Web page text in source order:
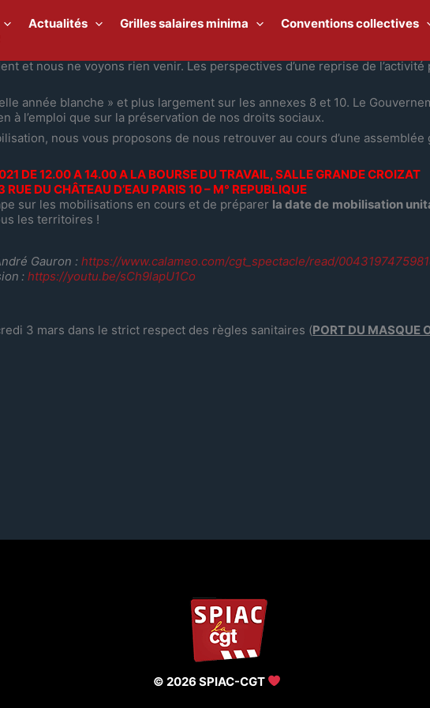
Actualités Grilles salaires minima Conventions collectives
et nous ne voyons rien venir. Les perspectives d’une reprise de
année blanche » et plus largement sur les annexes 8 et 10. Le
à l’emploi que sur la préservation de nos droits sociaux.
nous vous proposons de nous retrouver au cours d’une
DE 12.00 A 14.00 A LA BOURSE DU TRAVAIL, SALLE GRANDE CROIZAT
RUE DU CHÂTEAU D’EAU PARIS 10 – M° REPUBLIQUE
sur les mobilisations en cours et de préparer la date de mobilisation
les territoires !
Gauron : https://www.calameo.com/cgt_spectacle/read/
: https://youtu.be/sCh9lapU1Co
3 mars dans le strict respect des règles sanitaires (PORT DU MASQUE
© 2026 SPIAC-CGT